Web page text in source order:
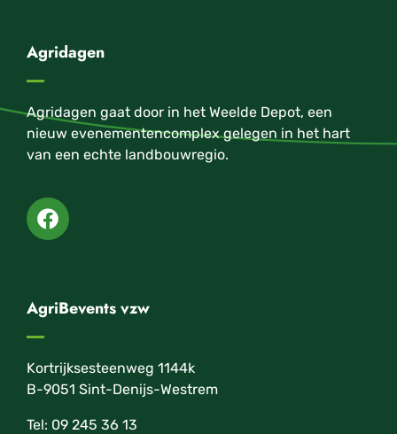
Agridagen
Agridagen gaat door in het Weelde Depot, een
nieuw evenementencomplex gelegen in het hart
van een echte landbouwregio.
AgriBevents vzw
Kortrijksesteenweg 1144k
B-9051 Sint-Denijs-Westrem
Tel: 09 245 36 13